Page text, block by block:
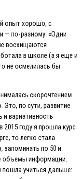
опыт хорошо, с
— по-разному: «Одни
восхищаются
в школе (а я еще и
не осмелилась бы
скорочтением.
Это, по сути, развитие
и вариативность
году я прошла курс
то легко стала
запоминать по 50 и
объемы информации.
пошла учиться дальше: